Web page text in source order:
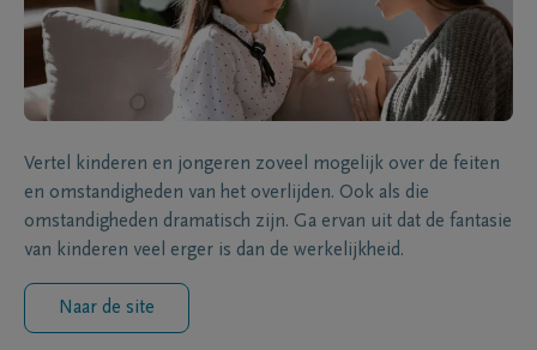
Vertel kinderen en jongeren zoveel mogelijk over de feiten
en omstandigheden van het overlijden. Ook als die
omstandigheden dramatisch zijn. Ga ervan uit dat de fantasie
van kinderen veel erger is dan de werkelijkheid.
Naar de site